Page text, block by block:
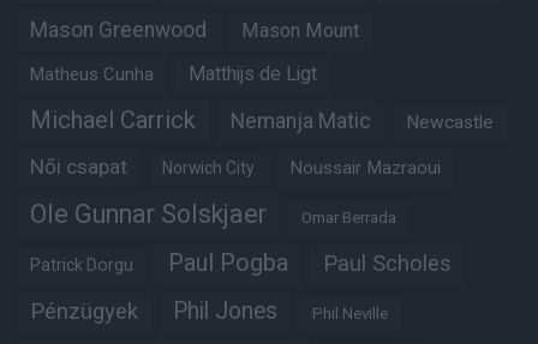
Mason Greenwood Mason Mount
Matheus Cunha Matthijs de Ligt
Michael Carrick Nemanja Matic Newcastle
Női csapat Norwich City Noussair Mazraoui
Ole Gunnar Solskjaer Omar Berrada
Patrick Dorgu Paul Pogba Paul Scholes
Pénzügyek Phil Jones Phil Neville